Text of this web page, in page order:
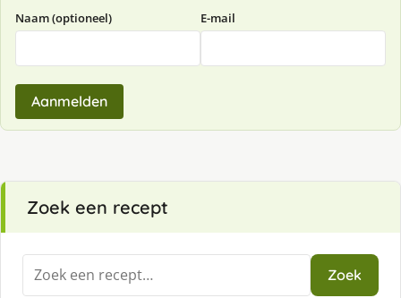
Naam (optioneel) E-mail
Aanmelden
Zoek een recept
Zoeken
naar:
Zoek